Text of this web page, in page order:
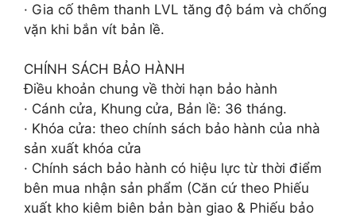
· Gia cố thêm thanh LVL tăng độ bám và chống
vặn khi bắn vít bản lề.
CHÍNH SÁCH BẢO HÀNH
Điều khoản chung về thời hạn bảo hành
· Cánh cửa, Khung cửa, Bản lề: 36 tháng.
· Khóa cửa: theo chính sách bảo hành của nhà
sản xuất khóa cửa
· Chính sách bảo hành có hiệu lực từ thời điểm
bên mua nhận sản phẩm (Căn cứ theo Phiếu
xuất kho kiêm biên bản bàn giao & Phiếu bảo